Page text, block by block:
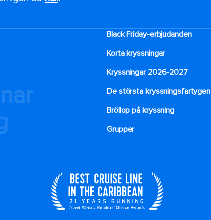
Black Friday-erbjudanden
Korta kryssningar
Kryssningar 2026-2027
De största kryssningsfartygen
Bröllop på kryssning
Grupper